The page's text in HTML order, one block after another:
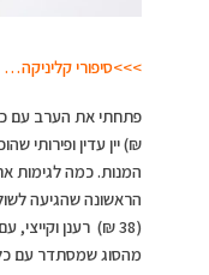
>>>סיפורי קליניקה…
₪) יין עדין ופירותי
המנות. כמה לגימות
הראשונה שהגיעה
(38 ₪) רענן
מהסוג שמסתדר עם כל